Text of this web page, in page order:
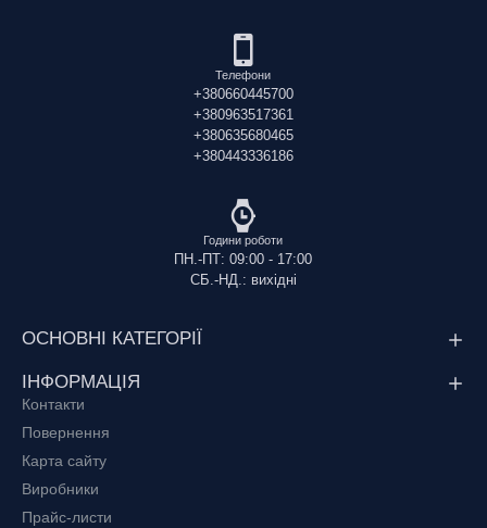
Телефони
+380660445700
+380963517361
+380635680465
+380443336186
Години роботи
ПН.-ПТ: 09:00 - 17:00
СБ.-НД.: вихідні
ОСНОВНІ КАТЕГОРІЇ
ІНФОРМАЦІЯ
Контакти
Повернення
Карта сайту
Виробники
Прайс-листи